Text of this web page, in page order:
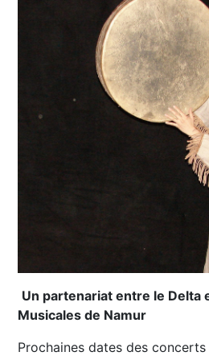
Un partenariat entre le Delta
Musicales de Namur
Prochaines dates des concerts